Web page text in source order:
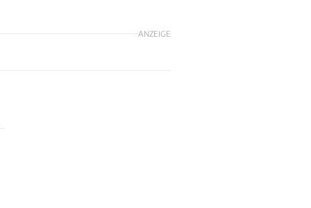
ANZEIGE